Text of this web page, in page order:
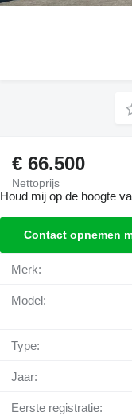
€ 66.500
Nettoprijs
Houd mij op de hoogte
Contact opnemen
Merk:
Model:
Type:
Jaar:
Eerste registratie: